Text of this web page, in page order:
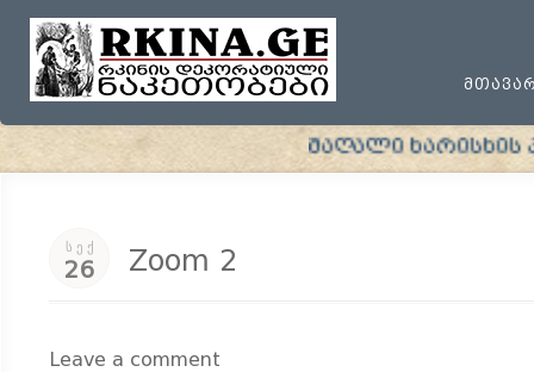
მაღალი ხარისხის
ᲡᲔᲥ
26 Zoom 2
Leave a comment